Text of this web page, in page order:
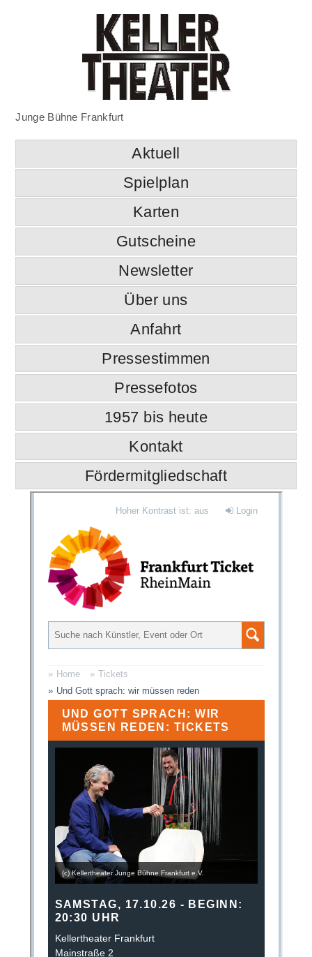
Junge Bühne Frankfurt
Aktuell
Spielplan
Karten
Gutscheine
Newsletter
Über uns
Anfahrt
Pressestimmen
Pressefotos
1957 bis heute
Kontakt
Fördermitgliedschaft